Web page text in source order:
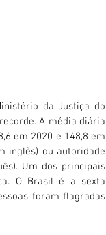
da Justiça do
A média diária
em 2020 e 148,8 em
inglês) ou autoridade
Um dos principais
O Brasil é a sexta
foram flagradas